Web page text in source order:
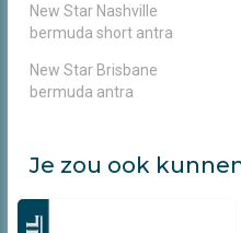
New Star Nashville
bermuda short antra
New Star Brisbane
bermuda antra
Je zou ook